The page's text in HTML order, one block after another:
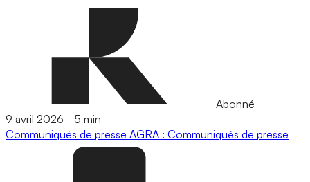
Abonné
9 avril 2026 - 5 min
Communiqués de presse AGRA : Communiqués de presse